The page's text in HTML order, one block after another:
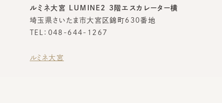
ルミネ大宮 LUMINE2 3階エスカレーター横
埼玉県さいたま市大宮区錦町630番地
TEL：048-644-1267
ルミネ大宮